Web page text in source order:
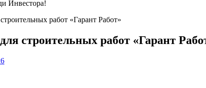
строительных работ «Гарант